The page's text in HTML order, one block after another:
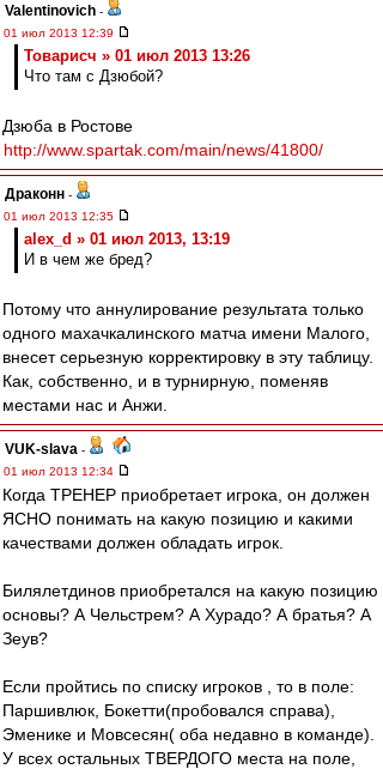
Valentinovich -
01 июл 2013 12:39
Товарисч » 01 июл 2013 13:26
Что там с Дзюбой?
Дзюба в Ростове
http://www.spartak.com/main/news/41800/
Драконн -
01 июл 2013 12:35
alex_d » 01 июл 2013, 13:19
И в чем же бред?
Потому что аннулирование результата только
одного махачкалинского матча имени Малого,
внесет серьезную корректировку в эту таблицу.
Как, собственно, и в турнирную, поменяв
местами нас и Анжи.
VUK-slava -
01 июл 2013 12:34
Когда ТРЕНЕР приобретает игрока, он должен
ЯСНО понимать на какую позицию и какими
качествами должен обладать игрок.
Билялетдинов приобретался на какую позицию
основы? А Чельстрем? А Хурадо? А братья? А
Зеув?
Если пройтись по списку игроков , то в поле:
Паршивлюк, Бокетти(пробовался справа),
Эменике и Мовсесян( оба недавно в команде).
У всех остальных ТВЕРДОГО места на поле,